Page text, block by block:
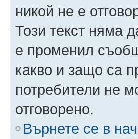
никой не е
Този текст няма
е променил
какво и защо са
потребители не
отговорено.
Върнете се в